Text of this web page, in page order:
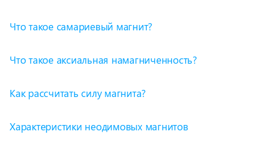
Что такое самариевый магнит?
Что такое аксиальная намагниченность?
Как рассчитать силу магнита?
Характеристики неодимовых магнитов